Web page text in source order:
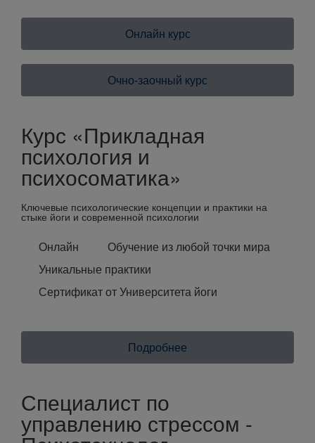
Онлайн курс
Очно-заочный курс
Курс «Прикладная
психология и
психосоматика»
Ключевые психологические концепции и практики на
стыке йоги и современной психологии
Онлайн
Обучение из любой точки мира
Уникальные практики
Сертификат от Университета йоги
Подробнее
Специалист по
управлению стрессом -